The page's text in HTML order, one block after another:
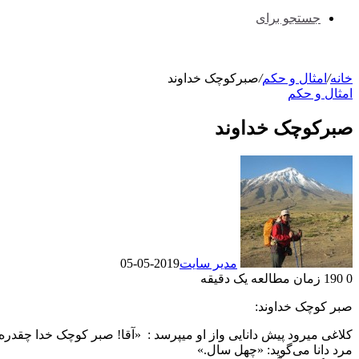
جستجو برای
خانه/ امثال و حکم/صبرکوچک خداوند
امثال و حکم
صبرکوچک خداوند
مدیر سایت2019-05-05
0
زمان مطالعه یک دقیقه
صبر کوچک خداوند:
کلاغی میرود پیش دانایی واز او میپرسد : «آقا! صبر کوچک خدا
مرد دانا می‌گوید: «چهل سال.»